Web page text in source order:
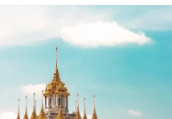
Globales Onboarding
Freelancer:innen
Auslagern von
WACHSTUMSPHASE
Startups
Agile HR- und Payroll-
Unternehmen
Honorarzahlungen
Informationen zu
Abwicklungsfristen für
Français
Deutsch